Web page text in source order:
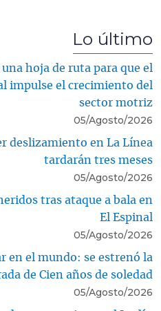
Lo último
hoja de ruta para que el
impulse el crecimiento del
sector motriz
05/Agosto/2026
deslizamiento en La Línea
tardarán tres meses
05/Agosto/2026
tras ataque a bala en
El Espinal
05/Agosto/2026
en el mundo: se estrenó la
de Cien años de soledad
05/Agosto/2026